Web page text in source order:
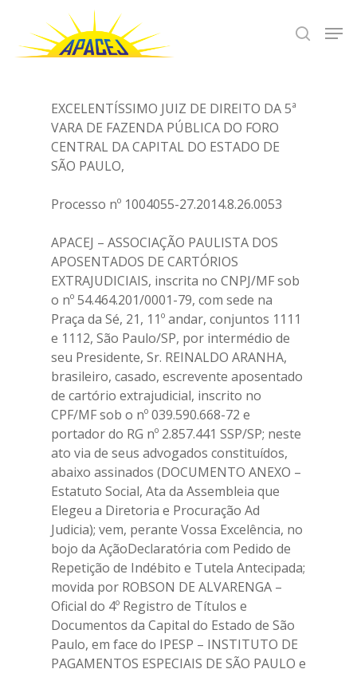
Hit enter to search or ESC to close
EXCELENTÍSSIMO JUIZ DE DIREITO DA 5ª
VARA DE FAZENDA PÚBLICA DO FORO
CENTRAL DA CAPITAL DO ESTADO DE
SÃO PAULO,
Processo nº 1004055-27.2014.8.26.0053
APACEJ – ASSOCIAÇÃO PAULISTA DOS
APOSENTADOS DE CARTÓRIOS
EXTRAJUDICIAIS, inscrita no CNPJ/MF sob
o nº 54.464.201/0001-79, com sede na
Praça da Sé, 21, 11º andar, conjuntos 1111
e 1112, São Paulo/SP, por intermédio de
seu Presidente, Sr. REINALDO ARANHA,
brasileiro, casado, escrevente aposentado
de cartório extrajudicial, inscrito no
CPF/MF sob o nº 039.590.668-72 e
portador do RG nº 2.857.441 SSP/SP; neste
ato via de seus advogados constituídos,
abaixo assinados (DOCUMENTO ANEXO –
Estatuto Social, Ata da Assembleia que
Elegeu a Diretoria e Procuração Ad
Judicia); vem, perante Vossa Excelência, no
bojo da AçãoDeclaratória com Pedido de
Repetição de Indébito e Tutela Antecipada;
movida por ROBSON DE ALVARENGA –
Oficial do 4º Registro de Títulos e
Documentos da Capital do Estado de São
Paulo, em face do IPESP – INSTITUTO DE
PAGAMENTOS ESPECIAIS DE SÃO PAULO e